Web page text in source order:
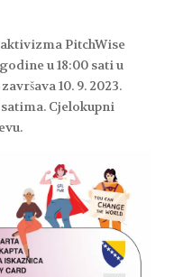
PitchWise
u 18:00 sati u
10. 9. 2023.
Cjelokupni